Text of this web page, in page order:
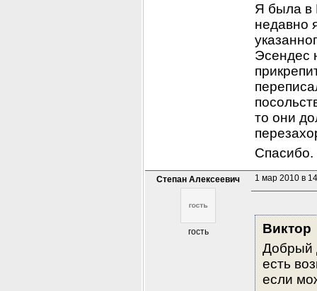
Я была в
недавно
Эсендес
то они
Степан Алексеевич
гость
1 мар 2010 в
Виктор
Добрый
есть
если